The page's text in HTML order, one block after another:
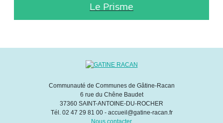
Le Prisme
Communauté de Communes de Gâtine-Racan
6 rue du Chêne Baudet
37360 SAINT-ANTOINE-DU-ROCHER
Tél. 02 47 29 81 00 - accueil@gatine-racan.fr